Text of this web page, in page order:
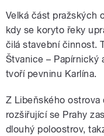
Velká část pražských
kdy se koryto řeky
čilá stavební činnost.
Štvanice – Papírnický
tvoří pevninu Karlína.
Z Libeňského ostrova
rozšiřující se Prahy
dlouhý poloostrov,